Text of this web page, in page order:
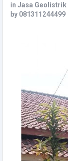
in Jasa Geolistrik
by 081311244499